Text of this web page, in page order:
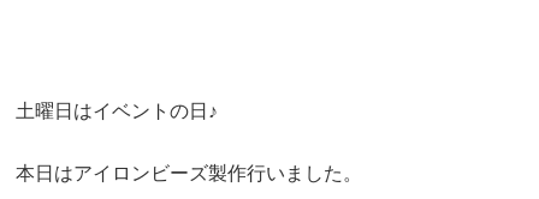
土曜日はイベントの日♪
本日はアイロンビーズ製作行いました。